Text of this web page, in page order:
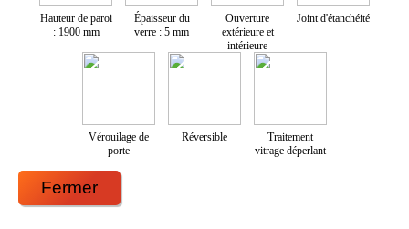
Hauteur de paroi
: 1900 mm
Épaisseur du
verre : 5 mm
Ouverture
extérieure et
intérieure
Joint d'étanchéité
Vérouilage de
porte
Réversible
Traitement
vitrage déperlant
Fermer